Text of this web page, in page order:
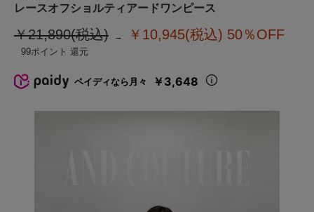
レースオフショルティアードワンピース
￥21,890(税込) ￥10,945(税込) 50％OFF
99
ペイディなら月々 ￥3,648